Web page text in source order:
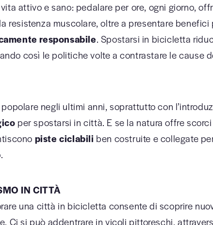
attivo e sano: pedalare per ore, ogni giorno,
resistenza muscolare, oltre a presentare
responsabile. Spostarsi in bicicletta
così le politiche volte a contrastare le cause
negli ultimi anni, soprattutto con
per spostarsi in città. E se la natura offre
piste ciclabili ben costruite e collegate
IN CITTÀ
una città in bicicletta consente di scoprire
Ci si può addentrare in vicoli pittoreschi,